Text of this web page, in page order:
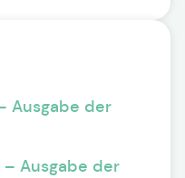
Ausgabe der
– Ausgabe der